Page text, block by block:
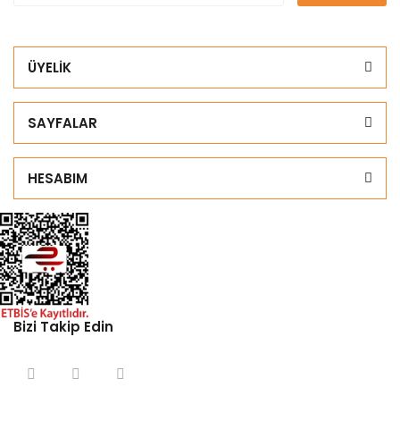
ÜYELİK
SAYFALAR
HESABIM
Bizi Takip Edin